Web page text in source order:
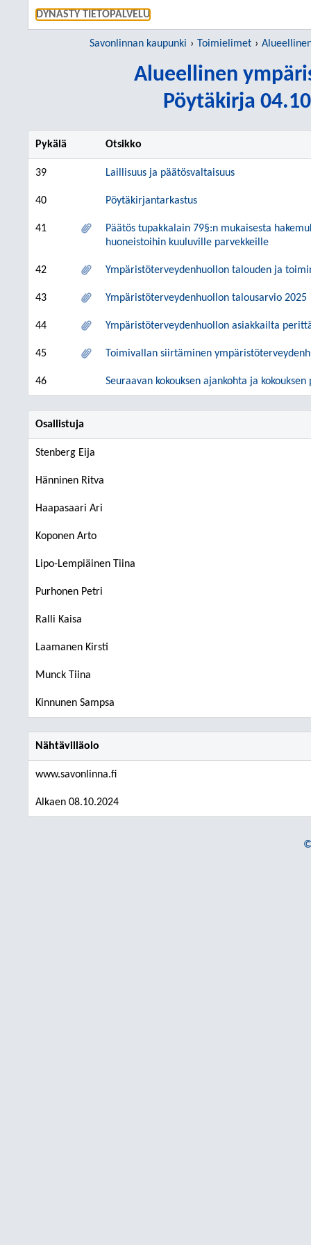
DYNASTY TIETOPALVELU
Savonlinnan kaupunki Toimielimet Alueellinen
Alueellinen
Pöytäkirja
Pykälä Otsikko
39 Laillisuus ja päätösvaltaisuus
40 Pöytäkirjantarkastus
41
Päätös tupakkalain 79§:n mukaisesta
huoneistoihin kuuluville parvekkeille
42 Ympäristöterveydenhuollon talouden ja
43 Ympäristöterveydenhuollon talousarvio 2025
44 Ympäristöterveydenhuollon asiakkailta
45 Toimivallan siirtäminen
46 Seuraavan kokouksen ajankohta ja
Osallistuja
Stenberg Eija
Hänninen Ritva
Haapasaari Ari
Koponen Arto
Lipo-Lempiäinen Tiina
Purhonen Petri
Ralli Kaisa
Laamanen Kirsti
Munck Tiina
Kinnunen Sampsa
Nähtävilläolo
www.savonlinna.fi
Alkaen 08.10.2024